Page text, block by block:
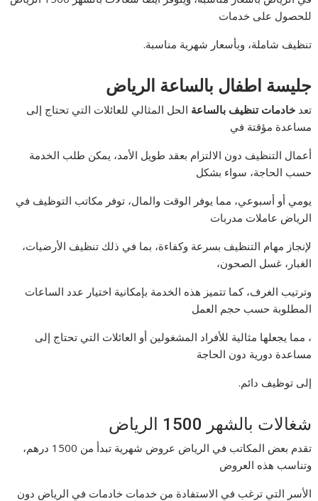
للحصول على خدمات
تنظيف شاملة، وبأسعار شهرية مناسبة.
جليسة اطفال بالساعة الرياض
تعدخادمات تنظيف بالساعة الحل المثالي للعائلات التي تحتاج إلى
مساعدة مؤقتة في
أعمال التنظيف دون الالتزام بعقد طويل الأمد، يمكن طلب الخدمة
حسب الحاجة، سواء بشكل
يومي أو أسبوعي، مما يوفر الوقت والمال، توفر مكاتب التوظيف في
الرياض عاملات مدربات
لإنجاز مهام التنظيف بسرعة وكفاءة، بما في ذلك تنظيف الأرضيات،
الغبار، غسل الصحون،
وترتيب الغرف، كما تتميز هذه الخدمة بإمكانية اختيار عدد الساعات
المطلوبة حسب حجم العمل
، مما يجعلها مثالية للأفراد المشغولين أو العائلات التي تحتاج إلى
مساعدة دورية دون الحاجة
إلى توظيف دائم.
شغالات بالشهر 1500 الرياض
تقدم بعض المكاتب في الرياض عروض شهرية تبدأ من 1500 درهم،
وتناسب هذه العروض
الأسر التي ترغب في الاستفادة من خدمات خادمات في الرياض دون